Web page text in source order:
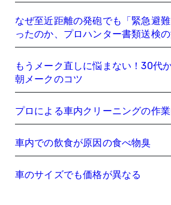
なぜ至近距離の発砲でも「緊急避
ったのか、プロハンター書類送検
もうメーク直しに悩まない！30代
朝メークのコツ
プロによる車内クリーニングの作
車内での飲食が原因の食べ物臭
車のサイズでも価格が異なる